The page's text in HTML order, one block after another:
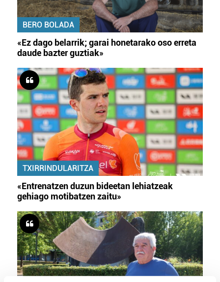
BERO BOLADA
«Ez dago belarrik; garai honetarako oso erreta
daude bazter guztiak»
TXIRRINDULARITZA
«Entrenatzen duzun bideetan lehiatzeak
gehiago motibatzen zaitu»